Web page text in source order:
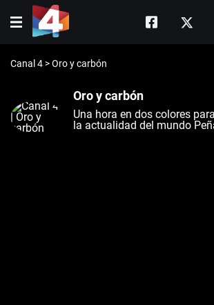
Canal 4 >Oro y carbón
Oro y carbón
Una hora en dos colores
la actualidad del mundo